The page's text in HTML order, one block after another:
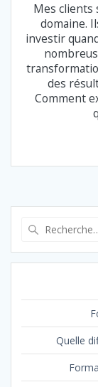
Mes clients
domaine.
investir
des
Comment
Quelle